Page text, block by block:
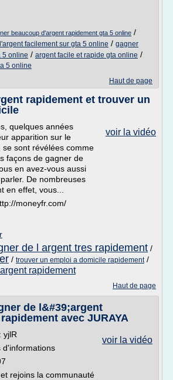
beaucoup d'argent rapidement gta 5 online /
facilement sur gta 5 online / gagner
5 online / argent facile et rapide gta online /
5 online
Haut de page
rapidement et trouver un
voir la vidéo
quelques années
apparition sur le
sont révélées comme
façons de gagner de
en avez-vous aussi
De nombreuses
en effet, vous...
moneyfr.com/
de l argent tres rapidement /
/ trouver un emploi a domicile rapidement/
rapidement
Haut de page
de l&#39;argent
avec JURAYA
voir la vidéo
yjlR
d'informations
rejoins la communauté